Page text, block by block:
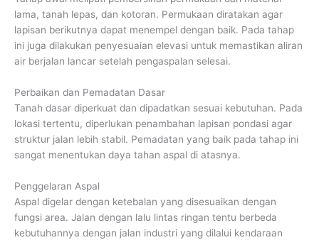
lama, tanah lepas, dan kotoran. Permukaan diratakan agar
lapisan berikutnya dapat menempel dengan baik. Pada tahap
ini juga dilakukan penyesuaian elevasi untuk memastikan aliran
air berjalan lancar setelah pengaspalan selesai.
Perbaikan dan Pemadatan Dasar
Tanah dasar diperkuat dan dipadatkan sesuai kebutuhan. Pada
lokasi tertentu, diperlukan penambahan lapisan pondasi agar
struktur jalan lebih stabil. Pemadatan yang baik pada tahap ini
sangat menentukan daya tahan aspal di atasnya.
Penggelaran Aspal
Aspal digelar dengan ketebalan yang disesuaikan dengan
fungsi area. Jalan dengan lalu lintas ringan tentu berbeda
kebutuhannya dengan jalan industri yang dilalui kendaraan